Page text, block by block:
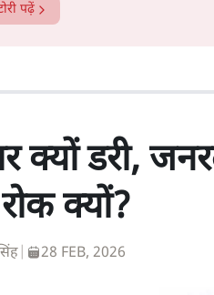
पढ़ें
क्यों डरी,
क्यों?
28 FEB, 2026